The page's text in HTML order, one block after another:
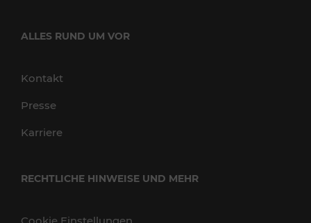
ALLES RUND UM VOR
Kontakt
Presse
Karriere
RECHTLICHE HINWEISE UND MEHR